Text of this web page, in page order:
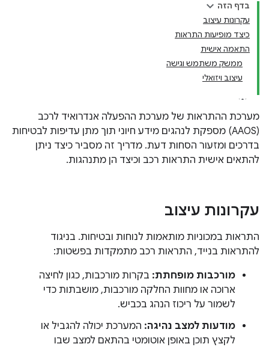
בדף הזה
עקרונות עיצוב
כיצד מופיעות התראות
התאמה אישית
ממשק משתמש וגישה
עיצוב ויזואלי
מערכת ההתראות של מערכת ההפעלה אנדרואיד לרכב
(AAOS) מספקת לנהגים מידע חיוני תוך מתן עדיפות לבטיחות
בדרכים ומזעור הסחות דעת. מדריך זה מסביר כיצד ניתן
להתאים אישית התראות רכב וכיצד הן מתנהגות.
עקרונות עיצוב
התראות במכוניות מותאמות לנוחות ובטיחות. בניגוד
להתראות בנייד, התראות רכב מתמקדות בפשטות:
מורכבות מופחתת: בקרות מורכבות, כגון לחיצה
ארוכה או מחוות החלקה מורכבות, מושבתות כדי
לשמור על ריכוז הנהג בכביש.
מודעות למצב נהיגה: המערכת יכולה להגביל או
לקצץ תוכן באופן אוטומטי בהתאם למצב שבו